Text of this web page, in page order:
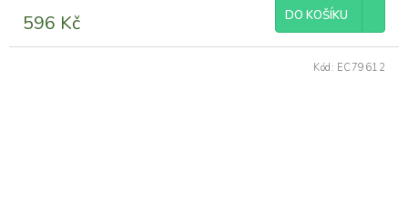
596 Kč DO KOŠÍKU
Kód: EC79612